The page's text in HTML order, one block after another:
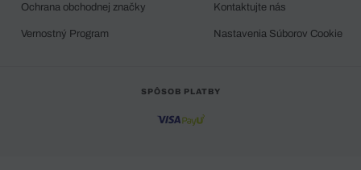
Ochrana obchodnej značky
Vernostný Program
Kontaktujte nás
Nastavenia Súborov Cookie
SPÔSOB PLATBY